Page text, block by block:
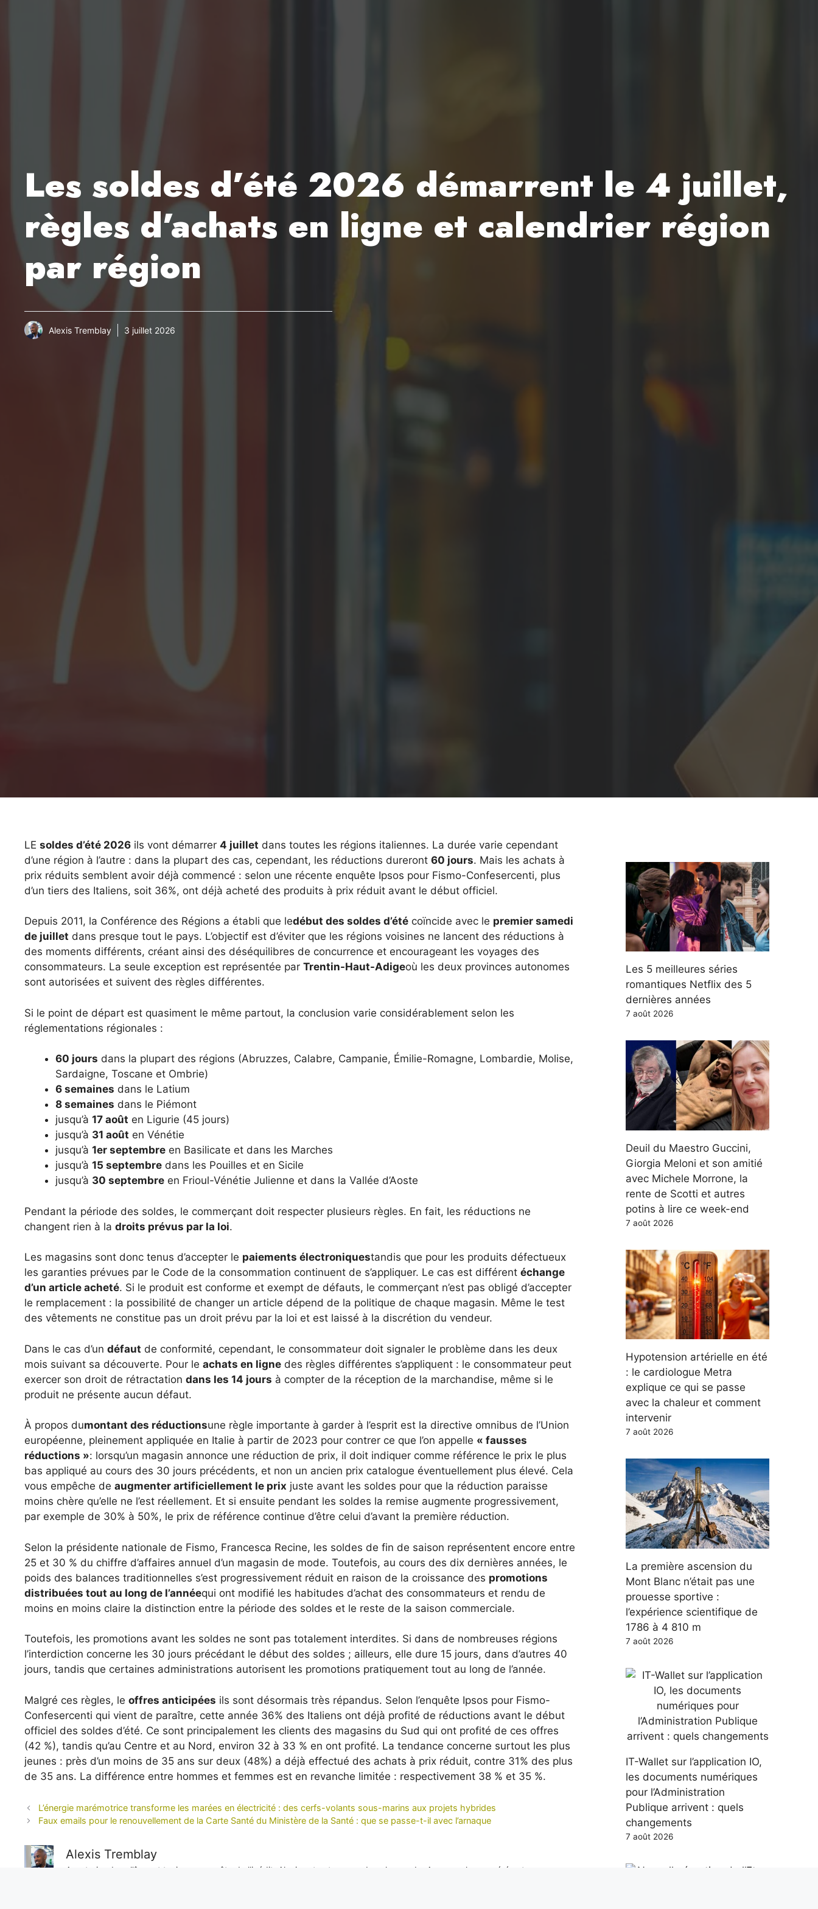
Les soldes d’été 2026 démarrent le 4 juillet,
règles d’achats en ligne et calendrier région
par région
Alexis Tremblay 3 juillet 2026
LE soldes d’été 2026 ils vont démarrer 4 juillet dans toutes les régions italiennes. La durée varie cependant
d’une région à l’autre : dans la plupart des cas, cependant, les réductions dureront 60 jours. Mais les achats à
prix réduits semblent avoir déjà commencé : selon une récente enquête Ipsos pour Fismo-Confesercenti, plus
d’un tiers des Italiens, soit 36%, ont déjà acheté des produits à prix réduit avant le début officiel.
Depuis 2011, la Conférence des Régions a établi que ledébut des soldes d’été coïncide avec le premier samedi
de juillet dans presque tout le pays. L’objectif est d’éviter que les régions voisines ne lancent des réductions à
des moments différents, créant ainsi des déséquilibres de concurrence et encourageant les voyages des
consommateurs. La seule exception est représentée par Trentin-Haut-Adigeoù les deux provinces autonomes
sont autorisées et suivent des règles différentes.
Si le point de départ est quasiment le même partout, la conclusion varie considérablement selon les
réglementations régionales :
60 jours dans la plupart des régions (Abruzzes, Calabre, Campanie, Émilie-Romagne, Lombardie, Molise,
Sardaigne, Toscane et Ombrie)
6 semaines dans le Latium
8 semaines dans le Piémont
jusqu’à 17 août en Ligurie (45 jours)
jusqu’à 31 août en Vénétie
jusqu’à 1er septembre en Basilicate et dans les Marches
jusqu’à 15 septembre dans les Pouilles et en Sicile
jusqu’à 30 septembre en Frioul-Vénétie Julienne et dans la Vallée d’Aoste
Pendant la période des soldes, le commerçant doit respecter plusieurs règles. En fait, les réductions ne
changent rien à la droits prévus par la loi.
Les magasins sont donc tenus d’accepter le paiements électroniquestandis que pour les produits défectueux
les garanties prévues par le Code de la consommation continuent de s’appliquer. Le cas est différent échange
d’un article acheté. Si le produit est conforme et exempt de défauts, le commerçant n’est pas obligé d’accepter
le remplacement : la possibilité de changer un article dépend de la politique de chaque magasin. Même le test
des vêtements ne constitue pas un droit prévu par la loi et est laissé à la discrétion du vendeur.
Dans le cas d’un défaut de conformité, cependant, le consommateur doit signaler le problème dans les deux
mois suivant sa découverte. Pour le achats en ligne des règles différentes s’appliquent : le consommateur peut
exercer son droit de rétractation dans les 14 jours à compter de la réception de la marchandise, même si le
produit ne présente aucun défaut.
À propos dumontant des réductionsune règle importante à garder à l’esprit est la directive omnibus de l’Union
européenne, pleinement appliquée en Italie à partir de 2023 pour contrer ce que l’on appelle « fausses
réductions »: lorsqu’un magasin annonce une réduction de prix, il doit indiquer comme référence le prix le plus
bas appliqué au cours des 30 jours précédents, et non un ancien prix catalogue éventuellement plus élevé. Cela
vous empêche de augmenter artificiellement le prix juste avant les soldes pour que la réduction paraisse
moins chère qu’elle ne l’est réellement. Et si ensuite pendant les soldes la remise augmente progressivement,
par exemple de 30% à 50%, le prix de référence continue d’être celui d’avant la première réduction.
Selon la présidente nationale de Fismo, Francesca Recine, les soldes de fin de saison représentent encore entre
25 et 30 % du chiffre d’affaires annuel d’un magasin de mode. Toutefois, au cours des dix dernières années, le
poids des balances traditionnelles s’est progressivement réduit en raison de la croissance des promotions
distribuées tout au long de l’annéequi ont modifié les habitudes d’achat des consommateurs et rendu de
moins en moins claire la distinction entre la période des soldes et le reste de la saison commerciale.
Toutefois, les promotions avant les soldes ne sont pas totalement interdites. Si dans de nombreuses régions
l’interdiction concerne les 30 jours précédant le début des soldes ; ailleurs, elle dure 15 jours, dans d’autres 40
jours, tandis que certaines administrations autorisent les promotions pratiquement tout au long de l’année.
Malgré ces règles, le offres anticipées ils sont désormais très répandus. Selon l’enquête Ipsos pour Fismo-
Confesercenti qui vient de paraître, cette année 36% des Italiens ont déjà profité de réductions avant le début
officiel des soldes d’été. Ce sont principalement les clients des magasins du Sud qui ont profité de ces offres
(42 %), tandis qu’au Centre et au Nord, environ 32 à 33 % en ont profité. La tendance concerne surtout les plus
jeunes : près d’un moins de 35 ans sur deux (48%) a déjà effectué des achats à prix réduit, contre 31% des plus
de 35 ans. La différence entre hommes et femmes est en revanche limitée : respectivement 38 % et 35 %.
L’énergie marémotrice transforme les marées en électricité : des cerfs-volants sous-marins aux projets hybrides
Faux emails pour le renouvellement de la Carte Santé du Ministère de la Santé : que se passe-t-il avec l’arnaque
Alexis Tremblay
Aventurier dans l’âme et toujours en quête de l’inédit, Alexis est notre regard sur le monde. Avec sa plume acérée et son
Les 5 meilleures séries
romantiques Netflix des 5
dernières années
7 août 2026
Deuil du Maestro Guccini,
Giorgia Meloni et son amitié
avec Michele Morrone, la
rente de Scotti et autres
potins à lire ce week-end
7 août 2026
Hypotension artérielle en été
: le cardiologue Metra
explique ce qui se passe
avec la chaleur et comment
intervenir
7 août 2026
La première ascension du
Mont Blanc n’était pas une
prouesse sportive :
l’expérience scientifique de
1786 à 4 810 m
7 août 2026
IT-Wallet sur l’application IO,
les documents numériques
pour l’Administration
Publique arrivent : quels
changements
7 août 2026